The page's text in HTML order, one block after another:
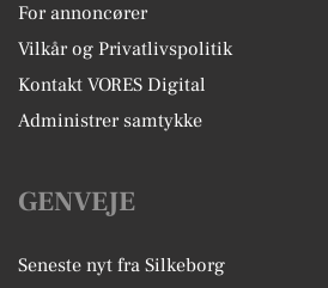
For annoncører
Vilkår og Privatlivspolitik
Kontakt VORES Digital
Administrer samtykke
GENVEJE
Seneste nyt fra Silkeborg